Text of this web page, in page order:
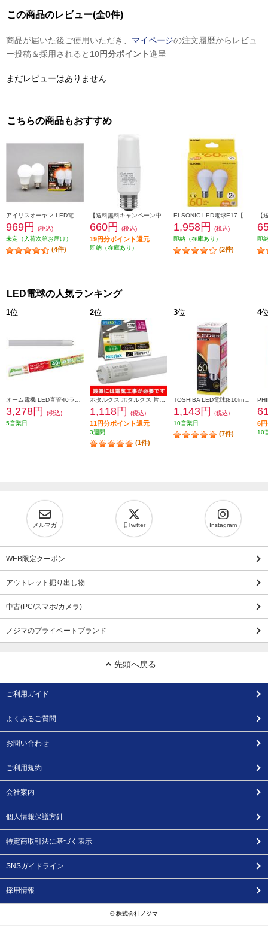
この商品のレビュー(全0件)
商品が届いた後ご使用いただき、 マイページの注文履歴からレビュ
ー投稿＆採用されると 10円分ポイント進呈
まだレビューはありません
こちらの商品もおすすめ
969円
(税込)
未定（入荷次第お届け）
(4件)
660円 (税込)
19円分ポイント還元
即納（在庫あり）
1,958円
(税込)
即納（在庫あり）
(2件)
即
LED電球の人気ランキング
1位
3,278円
(税込)
5営業日
2位
1,118円 (税込)
11円分ポイント還元
3週間
(1件)
3位
1,143円
(税込)
10営業日
(7件)
4
6
10
メルマガ 旧Twitter Instagram
WEB限定クーポン
アウトレット掘り出し物
中古(PC/スマホ/カメラ)
ノジマのプライベートブランド
先頭へ戻る
ご利用ガイド
よくあるご質問
お問い合わせ
ご利用規約
会社案内
個人情報保護方針
特定商取引法に基づく表示
SNSガイドライン
採用情報
© 株式会社ノジマ